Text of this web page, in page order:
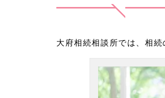
大府相続相談所では、相